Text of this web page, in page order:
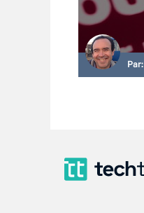
Par: